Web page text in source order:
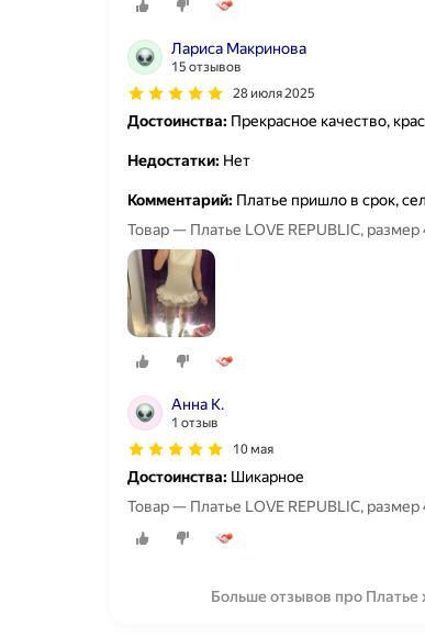
Лариса Макринова
15 отзывов
28 июля 2025
Достоинства: Прекрасное качество,
Недостатки: Нет
Комментарий: Платье пришло в срок,
Товар — Платье LOVE REPUBLIC,
Анна К.
1 отзыв
10 мая
Достоинства: Шикарное
Товар — Платье LOVE REPUBLIC,
Больше отзывов про Платье